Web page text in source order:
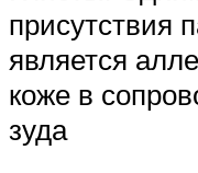
присутствия
является
коже в
зуда